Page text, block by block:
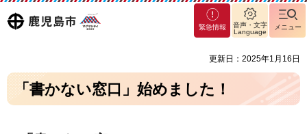
鹿児島
マグ
マシ
緊急情報
音声・文字
Language
メニュー
更新日：2025年1月16日
「書かない窓口」始めました！